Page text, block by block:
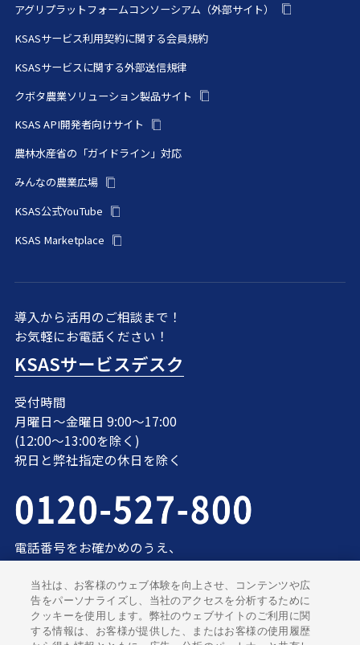
アグリプラットフォームコンソーシアム（外部サイト）
KSASサービス利用契約に関する会員規約
クボタ農業ソリューション製品サイト
KSAS API開発者向けサイト
KSASサービスに関する外部送信規律
農林水産省の「ガイドライン」対応
みんなの農業広場
KSAS公式YouTube
KSAS Marketplace
KSASサービスデスク
導入から活用のご相談まで！
お気軽にお電話ください！
受付時間
月曜日～金曜日 9:00〜17:00
(12:00〜13:00を除く)
祝日と弊社指定の休日を除く
電話番号をお確かめのうえ、
特定商取引法に基づく表示 サイトのご利用にあたって
当社は、お客様のウェブ体験を向上させ、コンテンツや広
告をパーソナライズし、当社のアクセスを分析するために
クッキーを使用します。弊社のウェブサイトのご利用に関
する情報は、お客様が提供した、またはお客様の使用履歴